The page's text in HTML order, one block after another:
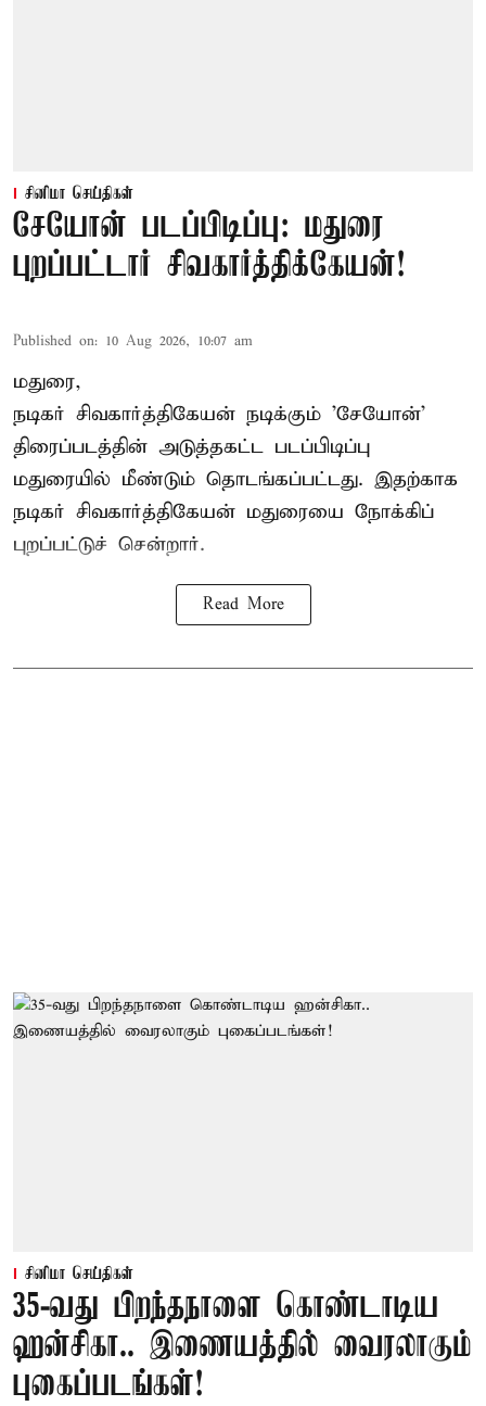
சினிமா செய்திகள்
சேயோன் படப்பிடிப்பு: மதுரை
புறப்பட்டார் சிவகார்த்திக்கேயன்!
Published on: 10 Aug 2026, 10:07 am
மதுரை,
நடிகர் சிவகார்த்திகேயன் நடிக்கும் 'சேயோன்'
திரைப்படத்தின் அடுத்தகட்ட படப்பிடிப்பு
மதுரையில் மீண்டும் தொடங்கப்பட்டது. இதற்காக
நடிகர் சிவகார்த்திகேயன் மதுரையை நோக்கிப்
புறப்பட்டுச் சென்றார்.
Read More
சினிமா செய்திகள்
35-வது பிறந்தநாளை கொண்டாடிய
ஹன்சிகா.. இணையத்தில் வைரலாகும்
புகைப்படங்கள்!